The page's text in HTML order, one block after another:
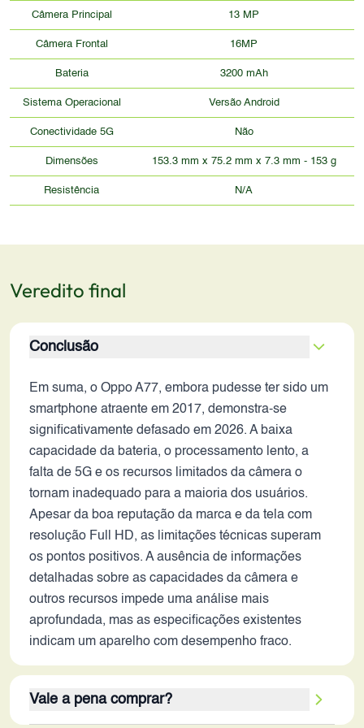
Câmera Principal 13 MP
Câmera Frontal 16MP
Bateria 3200 mAh
Sistema Operacional Versão Android
Conectividade 5G Não
Dimensões 153.3 mm x 75.2 mm x 7.3 mm - 153 g
Resistência N/A
Veredito final
Conclusão
Em suma, o Oppo A77, embora pudesse ter sido um
smartphone atraente em 2017, demonstra-se
significativamente defasado em 2026. A baixa
capacidade da bateria, o processamento lento, a
falta de 5G e os recursos limitados da câmera o
tornam inadequado para a maioria dos usuários.
Apesar da boa reputação da marca e da tela com
resolução Full HD, as limitações técnicas superam
os pontos positivos. A ausência de informações
detalhadas sobre as capacidades da câmera e
outros recursos impede uma análise mais
aprofundada, mas as especificações existentes
indicam um aparelho com desempenho fraco.
Vale a pena comprar?